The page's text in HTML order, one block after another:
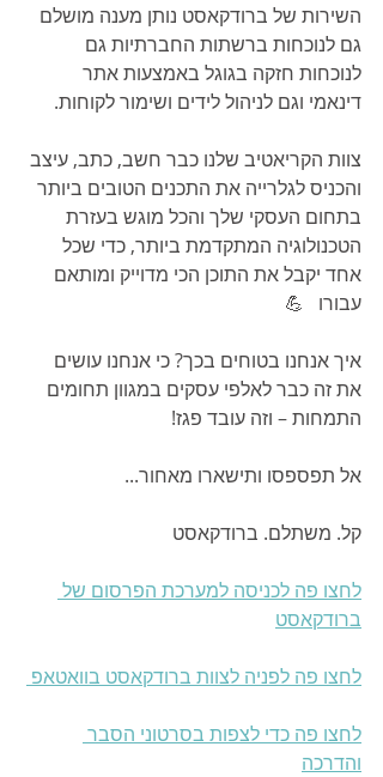
השירות של ברודקאסט נותן מענה מושלם
גם לנוכחות ברשתות החברתיות גם
לנוכחות חזקה בגוגל באמצעות אתר
דינאמי וגם לניהול לידים ושימור לקוחות.
צוות הקריאטיב שלנו כבר חשב, כתב, עיצב
והכניס לגלרייה את התכנים הטובים ביותר
בתחום העסקי שלך והכל מוגש בעזרת
הטכנולוגיה המתקדמת ביותר, כדי שכל
אחד יקבל את התוכן הכי מדוייק ומותאם
עבורו   💪
איך אנחנו בטוחים בכך? כי אנחנו עושים
את זה כבר לאלפי עסקים במגוון תחומים
התמחות – וזה עובד פגז!
אל תפספסו ותישארו מאחור...
קל. משתלם. ברודקאסט
לחצו פה לכניסה למערכת הפרסום של
ברודקאסט
לחצו פה לפניה לצוות ברודקאסט בוואטאפ
לחצו פה כדי לצפות בסרטוני הסבר
והדרכה